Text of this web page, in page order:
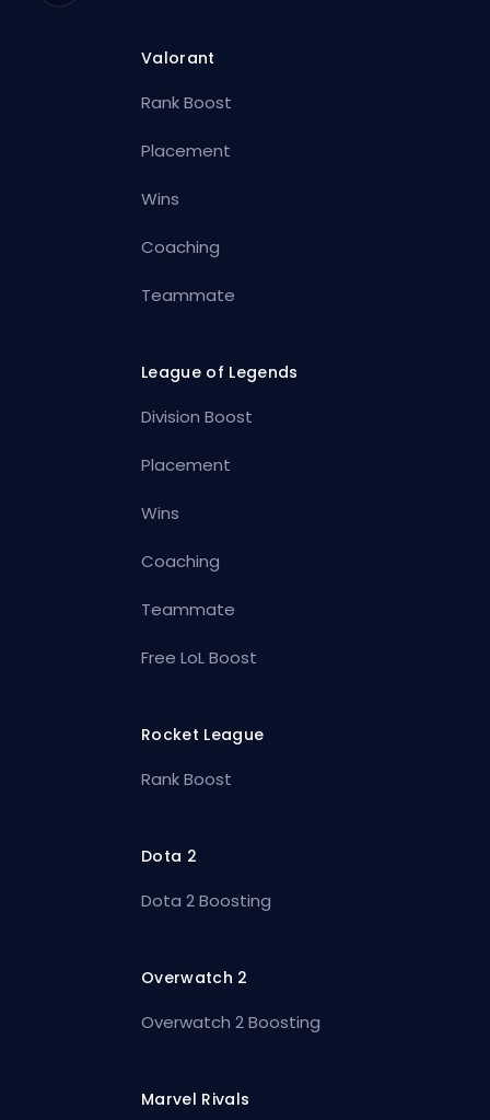
Valorant
Rank Boost
Placement
Wins
Coaching
Teammate
League of Legends
Division Boost
Placement
Wins
Coaching
Teammate
Free LoL Boost
Rocket League
Rank Boost
Dota 2
Dota 2 Boosting
Overwatch 2
Overwatch 2 Boosting
Marvel Rivals